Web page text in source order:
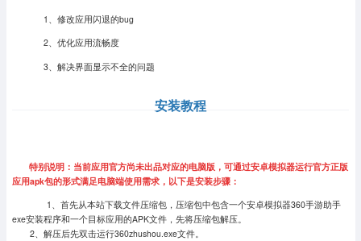
1、修改应用闪退的bug
2、优化应用流畅度
3、解决界面显示不全的问题
安装教程
特别说明：当前应用官方尚未出品对应的电脑版，可通过安卓模拟器运行官方正版
应用apk包的形式满足电脑端使用需求，以下是安装步骤：
1、首先从本站下载文件压缩包，压缩包中包含一个安卓模拟器360手游助手
exe安装程序和一个目标应用的APK文件，先将压缩包解压。
2、解压后先双击运行360zhushou.exe文件。